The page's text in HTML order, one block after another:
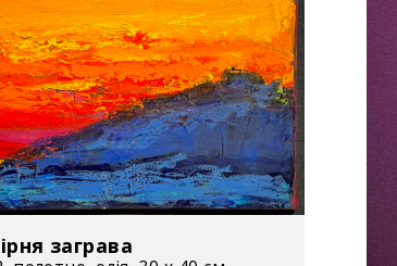
2016 – художник
молодих митців
2021 – дійсний
України
2014-2022(23) –
Покрови
с. Липівка
заграва